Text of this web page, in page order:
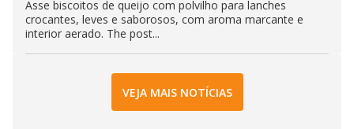
Asse biscoitos de queijo com polvilho para lanches
crocantes, leves e saborosos, com aroma marcante e
interior aerado. The post...
VEJA MAIS NOTÍCIAS